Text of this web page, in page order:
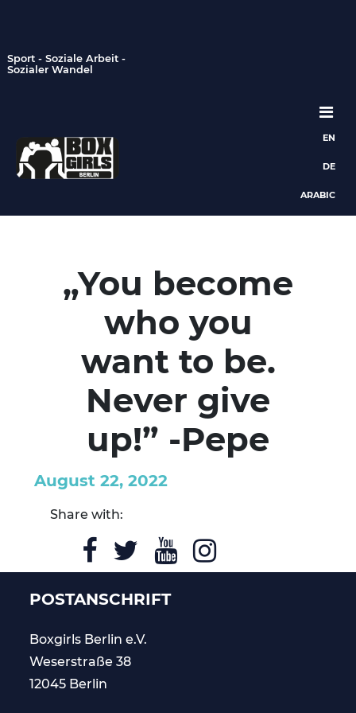
Sport - Soziale Arbeit -
Sozialer Wandel
Hauptnavigation
EN
DE
ARABIC
„You become
who you
want to be.
Never give
up!” -Pepe
August 22, 2022
Share with:
POSTANSCHRIFT
Boxgirls Berline.V.
Weserstraße 38
12045 Berlin